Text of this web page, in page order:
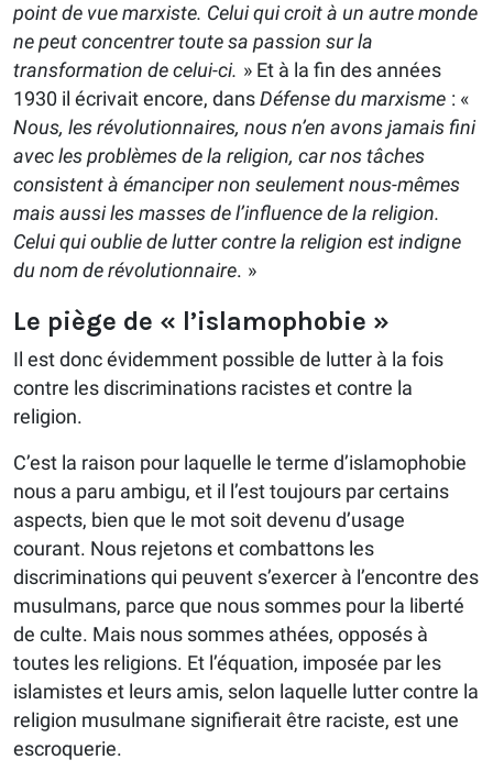
point de vue marxiste. Celui qui croit à un autre monde
ne peut concentrer toute sa passion sur la
transformation de celui-ci. » Et à la fin des années
1930 il écrivait encore, dansDéfense du marxisme : «
Nous, les révolutionnaires, nous n’en avons jamais fini
avec les problèmes de la religion, car nos tâches
consistent à émanciper non seulement nous-mêmes
mais aussi les masses de l’influence de la religion.
Celui qui oublie de lutter contre la religion est indigne
du nom de révolutionnaire. »
Le piège de « l’islamophobie »
Il est donc évidemment possible de lutter à la fois
contre les discriminations racistes et contre la
religion.
C’est la raison pour laquelle le terme d’islamophobie
nous a paru ambigu, et il l’est toujours par certains
aspects, bien que le mot soit devenu d’usage
courant. Nous rejetons et combattons les
discriminations qui peuvent s’exercer à l’encontre des
musulmans, parce que nous sommes pour la liberté
de culte. Mais nous sommes athées, opposés à
toutes les religions. Et l’équation, imposée par les
islamistes et leurs amis, selon laquelle lutter contre la
religion musulmane signifierait être raciste, est une
escroquerie.